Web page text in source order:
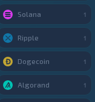
Solana 1
Ripple 1
Dogecoin 1
Algorand 1